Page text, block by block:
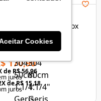
Cookies
de Apoio Reta Inox
70cm 1.1/4" Geris
170,90
de R$ 56,96
juros
X deR$ 15,18
juros